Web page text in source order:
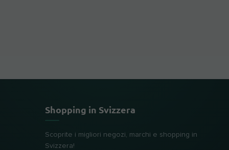
Shopping in Svizzera
Scoprite i migliori negozi, marchi e shopping in
Svizzera!